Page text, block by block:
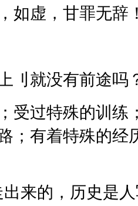
如虚，甘罪无辞
刂就没有前途吗
受过特殊的训练
；有着特殊的
出来的，历史是